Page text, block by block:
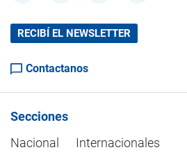
RECIBÍ EL NEWSLETTER
Contactanos
Secciones
Nacional
Internacionales